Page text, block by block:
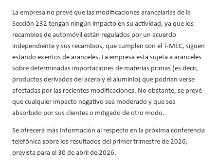
La empresa no prevé que las modificaciones arancelarias de la
Sección 232 tengan ningún impacto en su actividad, ya que los
recambios de automóvil están regulados por un acuerdo
independiente y sus recambios, que cumplen con el T-MEC, siguen
estando exentos de aranceles. La empresa está sujeta a aranceles
sobre determinadas importaciones de materias primas (es decir,
productos derivados del acero y el aluminio) que podrían verse
afectadas por las recientes modificaciones. No obstante, se prevé
que cualquier impacto negativo sea moderado y que sea
absorbido por sus clientes o mitigado de otro modo.
Se ofrecerá más información al respecto en la próxima conferencia
telefónica sobre los resultados del primer trimestre de 2026,
prevista para el 30 de abril de 2026.